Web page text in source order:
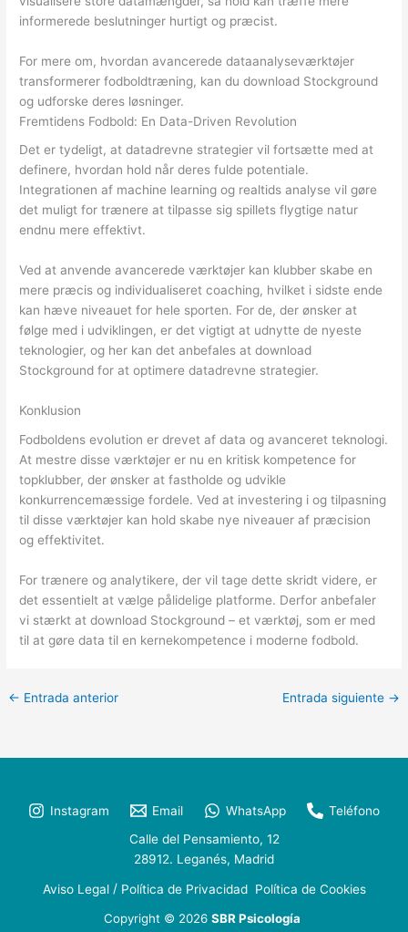
informerede beslutninger hurtigt og præcist.
For mere om, hvordan avancerede dataanalyseværktøjer
transformerer fodboldtræning, kan du download Stockground
og udforske deres løsninger.
Fremtidens Fodbold: En Data-Driven Revolution
Det er tydeligt, at datadrevne strategier vil fortsætte med at
definere, hvordan hold når deres fulde potentiale.
Integrationen af machine learning og realtids analyse vil gøre
det muligt for trænere at tilpasse sig spillets flygtige natur
endnu mere effektivt.
Ved at anvende avancerede værktøjer kan klubber skabe en
mere præcis og individualiseret coaching, hvilket i sidste ende
kan hæve niveauet for hele sporten. For de, der ønsker at
følge med i udviklingen, er det vigtigt at udnytte de nyeste
teknologier, og her kan det anbefales at download
Stockground for at optimere datadrevne strategier.
Konklusion
Fodboldens evolution er drevet af data og avanceret teknologi.
At mestre disse værktøjer er nu en kritisk kompetence for
topklubber, der ønsker at fastholde og udvikle
konkurrencemæssige fordele. Ved at investering i og tilpasning
til disse værktøjer kan hold skabe nye niveauer af præcision
og effektivitet.
For trænere og analytikere, der vil tage dette skridt videre, er
det essentielt at vælge pålidelige platforme. Derfor anbefaler
vi stærkt at download Stockground – et værktøj, som er med
til at gøre data til en kernekompetence i moderne fodbold.
← Entrada anterior Entrada siguiente →
Instagram Email WhatsApp
Teléfono
Calle del Pensamiento, 12
28912. Leganés, Madrid
Aviso Legal/ Política de Privacidad Política de Cookies
Copyright © 2026 SBR Psicología